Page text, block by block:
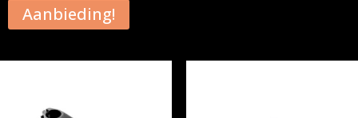
Aanbieding!